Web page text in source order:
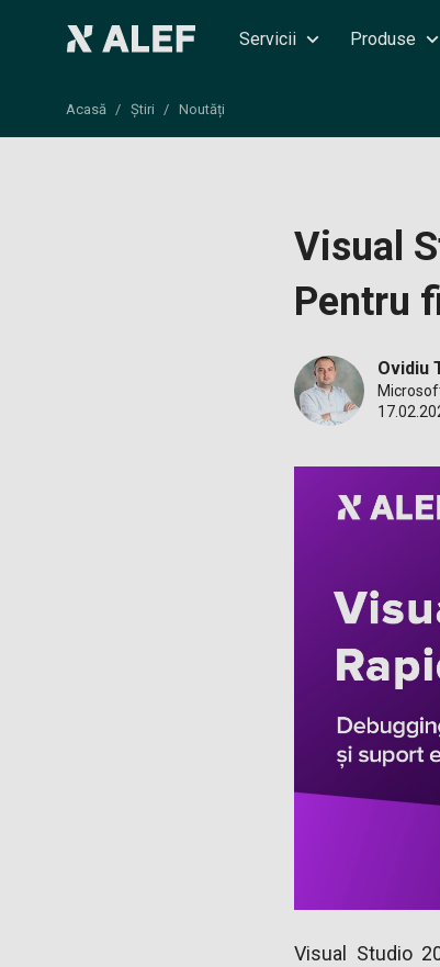
Servicii Produse
Acasă Știri Noutăți
Visual
Pentru
Ovidiu
Visual Studio